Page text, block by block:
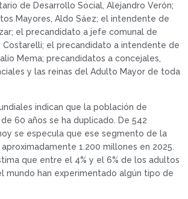
de Desarrollo Social, Alejandro Verón;
Mayores, Aldo Sáez; el intendente de
el precandidato a jefe comunal de
Costarelli; el precandidato a intendente de
Mema; precandidatos a concejales,
y las reinas del Adulto Mayor de toda
indican que la población de
60 años se ha duplicado. De 542
se especula que ese segmento de la
1.200 millones en 2025.
que entre el 4% y el 6% de los adultos
mundo han experimentado algún tipo de